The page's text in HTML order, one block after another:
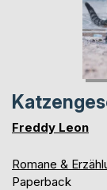
Freddy Leon
Romane &
Paperback